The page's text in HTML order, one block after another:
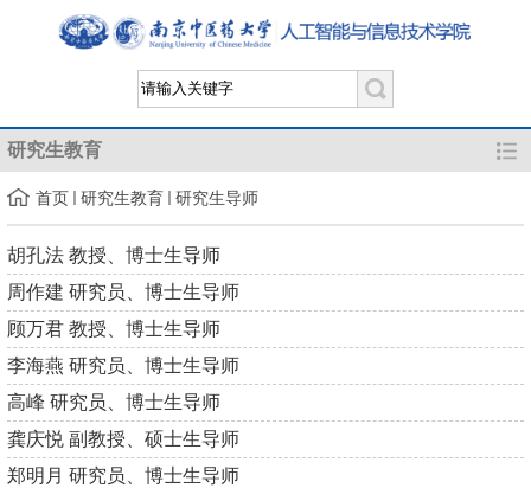
研究生教育
首页 研究生教育 研究生导师
胡孔法 教授、博士生导师
周作建 研究员、博士生导师
顾万君 教授、博士生导师
李海燕 研究员、博士生导师
高峰 研究员、博士生导师
龚庆悦 副教授、硕士生导师
郑明月 研究员、博士生导师